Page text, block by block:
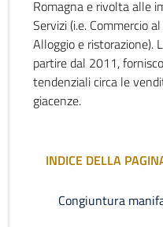
Romagna e rivolta alle
Servizi (i.e. Commercio
Alloggio e ristorazione).
partire dal 2011,
tendenziali circa le
giacenze.
INDICE DELLA
Congiuntura